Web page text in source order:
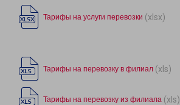
Тарифы на услуги перевозки (xlsx)
Тарифы на перевозку в филиал (xls)
Тарифы на перевозку из филиала (xls)